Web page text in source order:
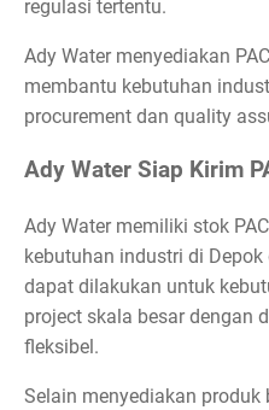
regulasi tertentu.
Ady Water menyediakan
membantu kebutuhan
procurement dan quality
Ady Water Siap Kirim
Ady Water memiliki stok
kebutuhan industri di
dapat dilakukan untuk
project skala besar dengan
fleksibel.
Selain menyediakan produk